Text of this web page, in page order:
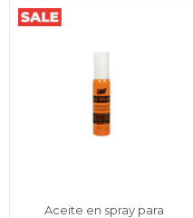
Aceite en spray para